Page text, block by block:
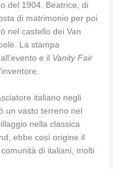
del 1904. Beatrice, di
di matrimonio per poi
nel castello dei Van
La stampa
e il Vanity Fair
italiano negli
un vasto terreno nel
nella classica
ebbe così origine il
di italiani, molti